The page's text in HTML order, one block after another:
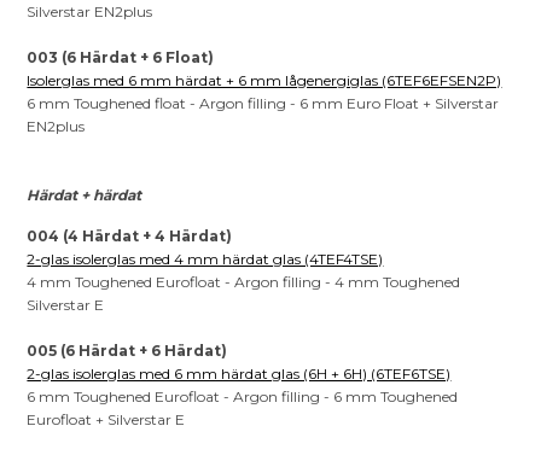
Silverstar EN2plus
003 (6 Härdat + 6 Float)
Isolerglas med 6 mm härdat + 6 mm lågenergiglas (6TEF6EFSEN2P)
6 mm Toughened float - Argon filling - 6 mm Euro Float + Silverstar
EN2plus
Härdat + härdat
004 (4 Härdat + 4 Härdat)
2-glas isolerglas med 4 mm härdat glas (4TEF4TSE)
4 mm Toughened Eurofloat - Argon filling - 4 mm Toughened
Silverstar E
005 (6 Härdat + 6 Härdat)
2-glas isolerglas med 6 mm härdat glas (6H + 6H) (6TEF6TSE)
6 mm Toughened Eurofloat - Argon filling - 6 mm Toughened
Eurofloat + Silverstar E